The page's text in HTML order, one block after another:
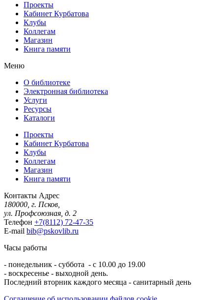
Проекты
Кабинет Курбатова
Клубы
Коллегам
Магазин
Книга памяти
Меню
О библиотеке
Электронная библиотека
Услуги
Ресурсы
Каталоги
Проекты
Кабинет Курбатова
Клубы
Коллегам
Магазин
Книга памяти
Контакты Адрес
180000, г. Псков,
ул. Профсоюзная, д. 2
Телефон +7(8112) 72-47-35
E-mail bib@pskovlib.ru
Часы работы
- понедельник - суббота - с 10.00 до 19.00
- воскресенье - выходной день.
Последний вторник каждого месяца - санитарный день